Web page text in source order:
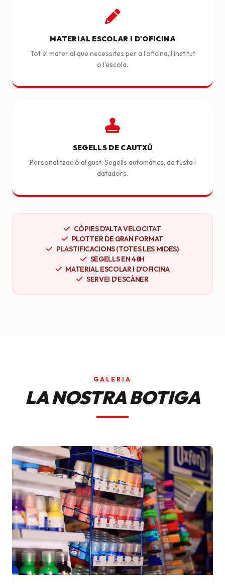
MATERIAL ESCOLAR I D'OFICINA
Tot el material que necessites per a l'oficina, l'institut
o l'escola.
SEGELLS DE CAUTXÚ
Personalització al gust. Segells automàtics, de fusta i
datadors.
CÒPIES D'ALTA VELOCITAT
PLOTTER DE GRAN FORMAT
PLASTIFICACIONS (TOTES LES MIDES)
SEGELLS EN 48H
MATERIAL ESCOLAR I D'OFICINA
SERVEI D'ESCÀNER
GALERIA
LA NOSTRA BOTIGA